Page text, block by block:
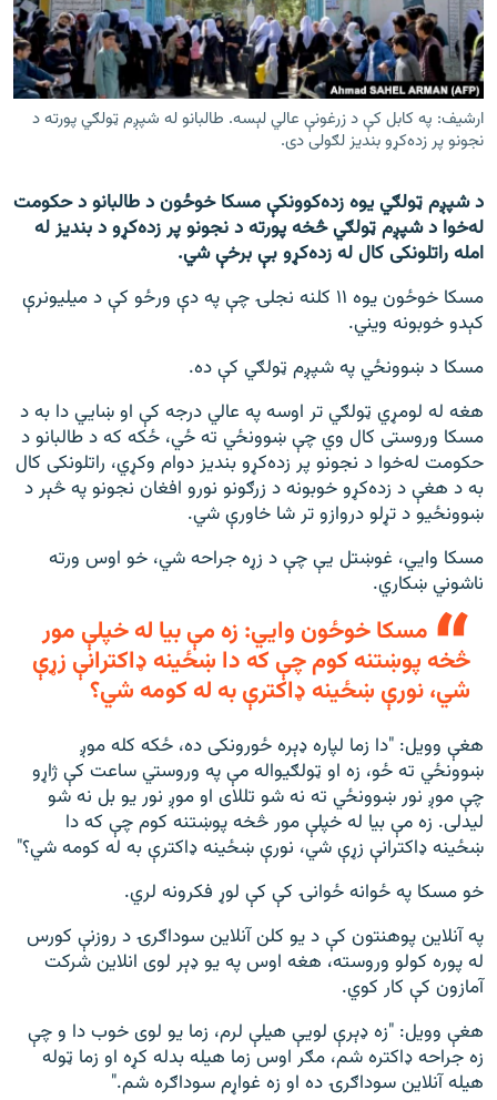
اړیکه
دري پاڼه
Azadi English
د ازادې اروپا/ ازادي راډيو ټولې پاڼې
ارشیف: په کابل کې د زرغونې عالي لېسه. طالبانو له شپږم ټولګي پورته د
نجونو پر زده‌کړو بندیز لګولی دی.
د شپږم ټولګي يوه زده‌کوونکې مسکا خوځون د طالبانو د حکومت
له‌خوا د شپږم ټولګي څخه پورته د نجونو پر زده‌کړو د بندیز له
امله راتلونکی کال له زده‌کړو بې برخې شي.
مسکا خوځون یوه ۱۱ کلنه نجلۍ چې په دې ورځو کې د میلیونرې
کېدو خوبونه ویني.
مسکا د ښوونځي په شپږم ټولګي کې ده.
هغه له لومړي ټولګي تر اوسه په عالي درجه کې او ښايي دا به د
مسکا وروستی کال وي چې ښوونځي ته ځي، ځکه که د طالبانو د
حکومت له‌خوا د نجونو پر زده‌کړو بندیز دوام وکړي، راتلونکی کال
به د هغې د زده‌کړو خوبونه د زرګونو نورو افغان نجونو په څېر د
ښوونځیو د تړلو دروازو تر شا خاورې شي.
مسکا وايي، غوښتل یې چې د زړه جراحه شي، خو اوس ورته
ناشوني ښکاري.
مسکا خوځون وايي: زه مې بيا له خپلې مور
څخه پوښتنه کوم چې که دا ښځینه ډاکترانې زړې
شي، نورې ښځینه ډاکترې به له کومه شي؟
هغې وویل: "دا زما لپاره ډېره ځورونکی ده، ځکه کله موږ
ښوونځي ته ځو، زه او ټولګیواله مې په وروستي ساعت کې ژاړو
چې موږ نور ښوونځي ته نه شو تللای او موږ نور یو بل نه شو
لیدلی. زه مې بيا له خپلې مور څخه پوښتنه کوم چې که دا
ښځینه ډاکترانې زړې شي، نورې ښځینه ډاکترې به له کومه شي؟"
خو مسکا په ځوانه ځوانۍ کې کې لوړ فکرونه لري.
په آنلاین پوهنتون کې د یو کلن آنلاین سوداګرۍ د روزنې کورس
له پوره کولو وروسته، هغه اوس په يو ډېر لوى انلاين شرکت
آمازون کې کار کوي.
هغې وویل: "زه ډېرې لويې هيلې لرم، زما یو لوی خوب دا و چې
زه جراحه ډاکتره شم، مګر اوس زما هيله بدله کړه او زما ټوله
هیله آنلاین سوداګرۍ ده او زه غواړم سوداګره شم."